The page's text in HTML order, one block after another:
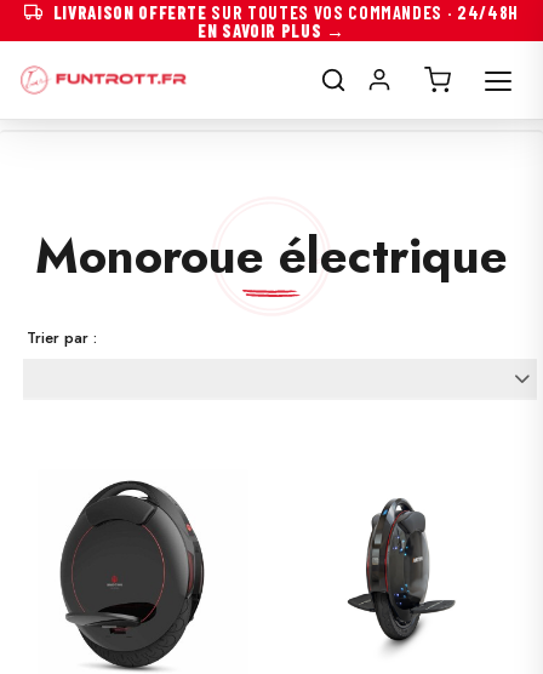
LIVRAISON OFFERTE SUR TOUTES VOS COMMANDES · 24/48H
EN SAVOIR PLUS →
Monoroue électrique
Trier par :